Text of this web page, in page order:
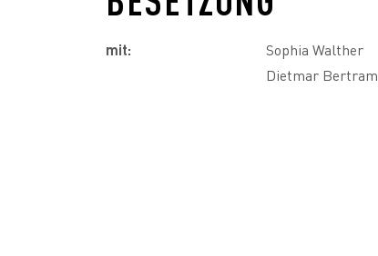
mit:
Sophia Walther
Dietmar Bertram